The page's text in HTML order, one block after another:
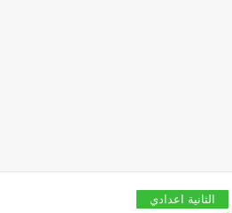
الثانية اعدادي